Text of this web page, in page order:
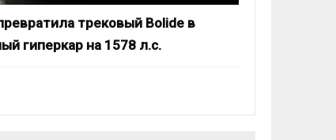
трековый Bolide в
гиперкар на 1578 л.с.